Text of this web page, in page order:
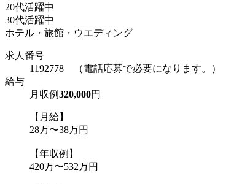
20代活躍中
30代活躍中
ホテル・旅館・ウエディング
求人番号
1192778 （電話応募で必要になります。）
給与
月収例320,000円
【月給】
28万〜38万円
【年収例】
420万〜532万円